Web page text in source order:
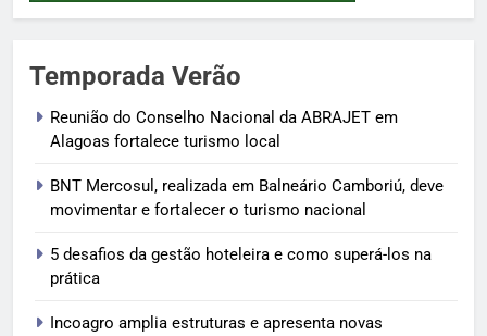
Temporada Verão
Reunião do Conselho Nacional da ABRAJET em
Alagoas fortalece turismo local
BNT Mercosul, realizada em Balneário Camboriú, deve
movimentar e fortalecer o turismo nacional
5 desafios da gestão hoteleira e como superá-los na
prática
Incoagro amplia estruturas e apresenta novas